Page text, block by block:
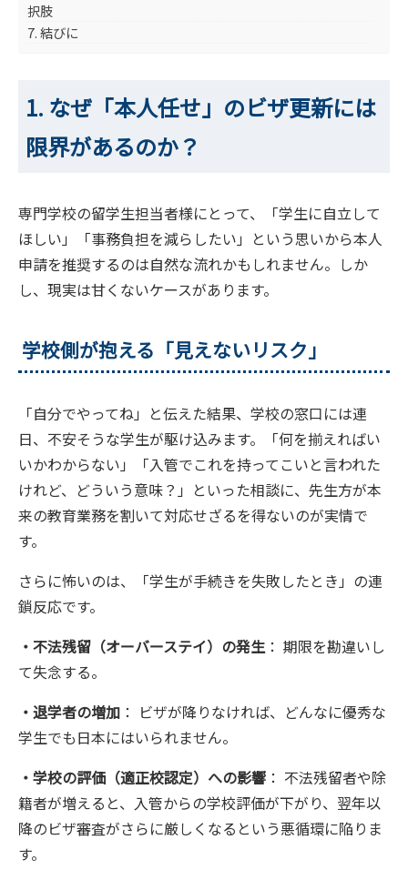
択肢
7. 結びに
1. なぜ「本人任せ」のビザ更新には
限界があるのか？
専門学校の留学生担当者様にとって、「学生に自立して
ほしい」「事務負担を減らしたい」という思いから本人
申請を推奨するのは自然な流れかもしれません。しか
し、現実は甘くないケースがあります。
学校側が抱える「見えないリスク」
「自分でやってね」と伝えた結果、学校の窓口には連
日、不安そうな学生が駆け込みます。「何を揃えればい
いかわからない」「入管でこれを持ってこいと言われた
けれど、どういう意味？」といった相談に、先生方が本
来の教育業務を割いて対応せざるを得ないのが実情で
す。
さらに怖いのは、「学生が手続きを失敗したとき」の連
鎖反応です。
・不法残留（オーバーステイ）の発生： 期限を勘違いし
て失念する。
・退学者の増加 ： ビザが降りなければ、どんなに優秀な
学生でも日本にはいられません。
・学校の評価（適正校認定）への影響 ： 不法残留者や除
籍者が増えると、入管からの学校評価が下がり、翌年以
降のビザ審査がさらに厳しくなるという悪循環に陥りま
す。